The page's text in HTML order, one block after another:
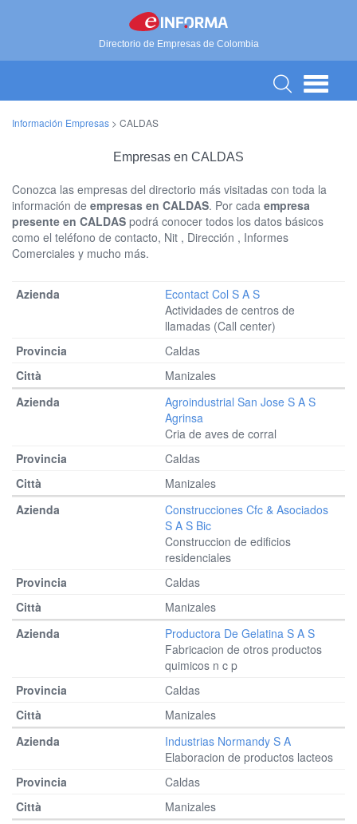
Directorio de Empresas de Colombia
Información Empresas > CALDAS
Empresas en CALDAS
Conozca las empresas del directorio más visitadas con toda la
información de empresas en CALDAS. Por cada empresa
presente en CALDAS podrá conocer todos los datos básicos
como el teléfono de contacto, Nit , Dirección , Informes
Comerciales y mucho más.
Econtact Col S A S
Actividades de centros de
llamadas (Call center)
Caldas
Manizales
Agroindustrial San Jose S A S
Agrinsa
Cria de aves de corral
Caldas
Manizales
Construcciones Cfc & Asociados
S A S Bic
Construccion de edificios
residenciales
Caldas
Manizales
Productora De Gelatina S A S
Fabricacion de otros productos
quimicos n c p
Caldas
Manizales
Industrias Normandy S A
Elaboracion de productos lacteos
Caldas
Manizales